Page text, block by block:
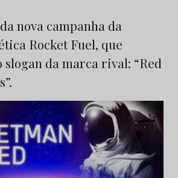
nova campanha da
Rocket Fuel, que
da marca rival: “Red